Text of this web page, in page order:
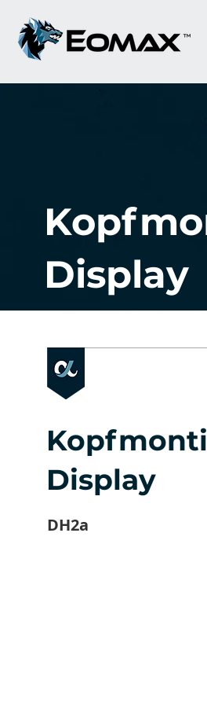
Display
Display
DH2a